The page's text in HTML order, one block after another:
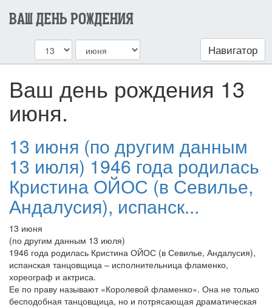
ВАШ ДЕНЬ РОЖДЕНИЯ
Навигатор
Ваш день рождения 13
июня.
13 июня (по другим данным
13 июля) 1946 года родилась
Кристина ОЙОС (в Севилье,
Андалусия), испанск...
13 июня
(по другим данным 13 июля)
1946 года родилась Кристина ОЙОС (в Севилье, Андалусия),
испанская танцовщица – исполнительница фламенко,
хореограф и актриса.
Ее по праву называют «Королевой фламенко». Она не только
бесподобная танцовщица, но и потрясающая драматическая